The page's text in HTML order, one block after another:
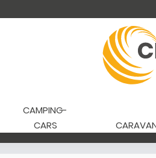
CAMPING-
CARS